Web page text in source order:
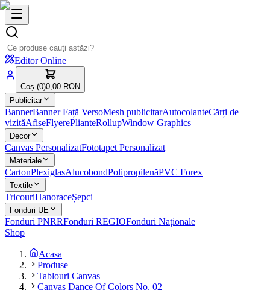
Editor Online
Coș (0)0,00 RON
Publicitar
BannerBanner Față VersoMesh publicitarAutocolanteCărți de
vizităAfișeFlyerePlianteRollupWindow Graphics
Decor
Canvas PersonalizatFototapet Personalizat
Materiale
CartonPlexiglasAlucobondPolipropilenăPVC Forex
Textile
TricouriHanoraceȘepci
Fonduri UE
Fonduri PNRRFonduri REGIOFonduri Naționale
Shop
Acasa
Produse
Tablouri Canvas
Canvas Dance Of Colors No. 02